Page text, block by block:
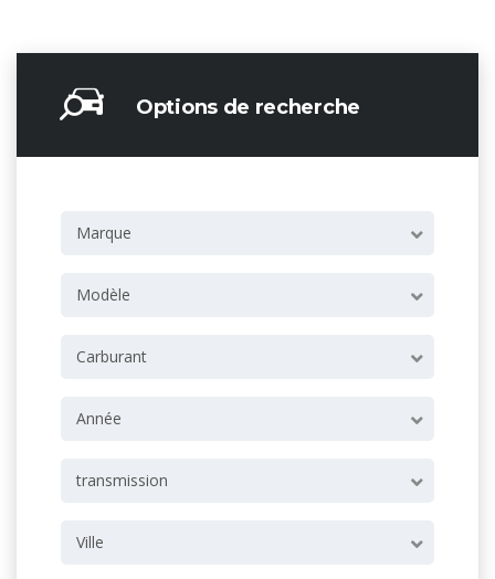
Options de recherche
Marque
Modèle
Carburant
Année
transmission
Ville